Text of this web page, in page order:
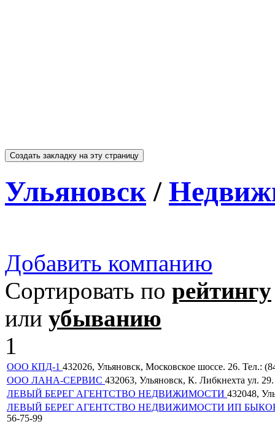
Ульяновск /
Добавить компанию
Сортировать по рейтингу
или убыванию
1
ООО КПД-1 432026, Ульяновск, Московское шоссе. 26. Тел.:
ООО ЛАНА-СЕРВИС 432063, Ульяновск, К. Либкнехта ул.
ЛЕВЫЙ БЕРЕГ АГЕНТСТВО НЕДВИЖИМОСТИ 432048,
ЛЕВЫЙ БЕРЕГ АГЕНТСТВО НЕДВИЖИМОСТИ ИП
56-75-99